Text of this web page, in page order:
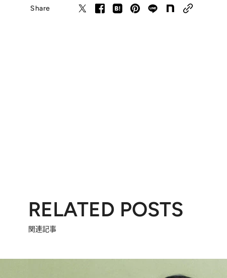
Share
RELATED POSTS
関連記事